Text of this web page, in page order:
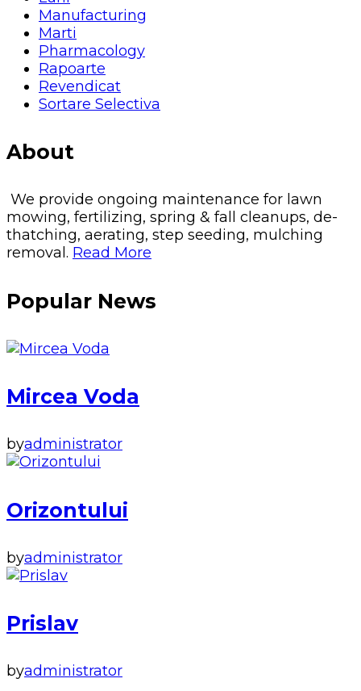
Manufacturing
Marti
Pharmacology
Rapoarte
Revendicat
Sortare Selectiva
About
We provide ongoing maintenance for lawn
mowing, fertilizing, spring & fall cleanups, de-
thatching, aerating, step seeding, mulching
removal. Read More
Popular News
Mircea Voda
byadministrator
Orizontului
byadministrator
Prislav
byadministrator